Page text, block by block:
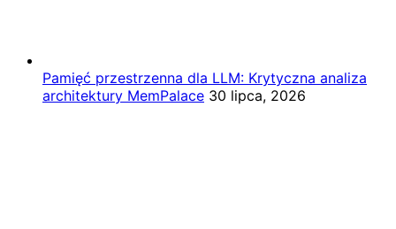
Pamięć przestrzenna dla LLM: Krytyczna analiza
architektury MemPalace 30 lipca, 2026